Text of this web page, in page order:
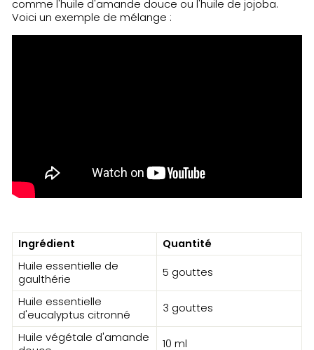
comme l'huile d'amande douce ou l'huile de jojoba.
Voici un exemple de mélange :
Ingrédient
Quantité
Huile essentielle de
gaulthérie
5 gouttes
Huile essentielle
d'eucalyptus citronné
3 gouttes
Huile végétale d'amande
10 ml